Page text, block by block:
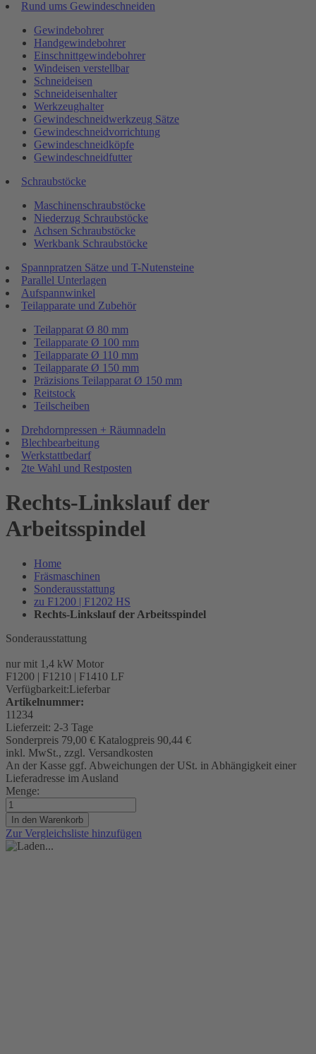
Rund ums Gewindeschneiden
Gewindebohrer
Handgewindebohrer
Einschnittgewindebohrer
Windeisen verstellbar
Schneideisen
Schneideisenhalter
Werkzeughalter
Gewindeschneidwerkzeug Sätze
Gewindeschneidvorrichtung
Gewindeschneidköpfe
Gewindeschneidfutter
Schraubstöcke
Maschinenschraubstöcke
Niederzug Schraubstöcke
Achsen Schraubstöcke
Werkbank Schraubstöcke
Spannpratzen Sätze und T-Nutensteine
Parallel Unterlagen
Aufspannwinkel
Teilapparate und Zubehör
Teilapparat Ø 80 mm
Teilapparate Ø 100 mm
Teilapparate Ø 110 mm
Teilapparate Ø 150 mm
Präzisions Teilapparat Ø 150 mm
Reitstock
Teilscheiben
Drehdornpressen + Räumnadeln
Blechbearbeitung
Werkstattbedarf
2te Wahl und Restposten
Rechts-Linkslauf der
Arbeitsspindel
Home
Fräsmaschinen
Sonderausstattung
zu F1200 | F1202 HS
Rechts-Linkslauf der Arbeitsspindel
Sonderausstattung
nur mit 1,4 kW Motor
F1200 | F1210 | F1410 LF
Verfügbarkeit:Lieferbar
Artikelnummer:
11234
Lieferzeit: 2-3 Tage
Sonderpreis 79,00 € Katalogpreis 90,44 €
inkl. MwSt., zzgl. Versandkosten
An der Kasse ggf. Abweichungen der USt. in Abhängigkeit einer
Lieferadresse im Ausland
Menge:
In den Warenkorb
Zur Vergleichsliste hinzufügen